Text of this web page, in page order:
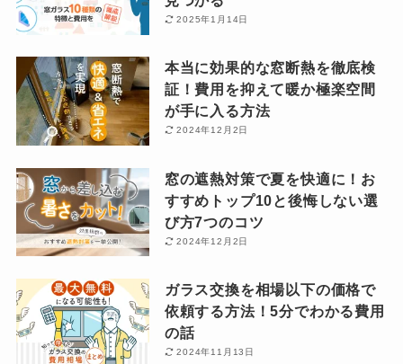
2025年1月14日
本当に効果的な窓断熱を徹底検
証！費用を抑えて暖か極楽空間
が手に入る方法
2024年12月2日
窓の遮熱対策で夏を快適に！お
すすめトップ10と後悔しない選
び方7つのコツ
2024年12月2日
ガラス交換を相場以下の価格で
依頼する方法！5分でわかる費用
の話
2024年11月13日